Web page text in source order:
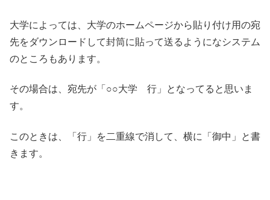
大学によっては、大学のホームページから貼り付け用の宛
先をダウンロードして封筒に貼って送るようになシステム
のところもあります。
その場合は、宛先が「○○大学 行」となってると思いま
す。
このときは、「行」を二重線で消して、横に「御中」と書
きます。